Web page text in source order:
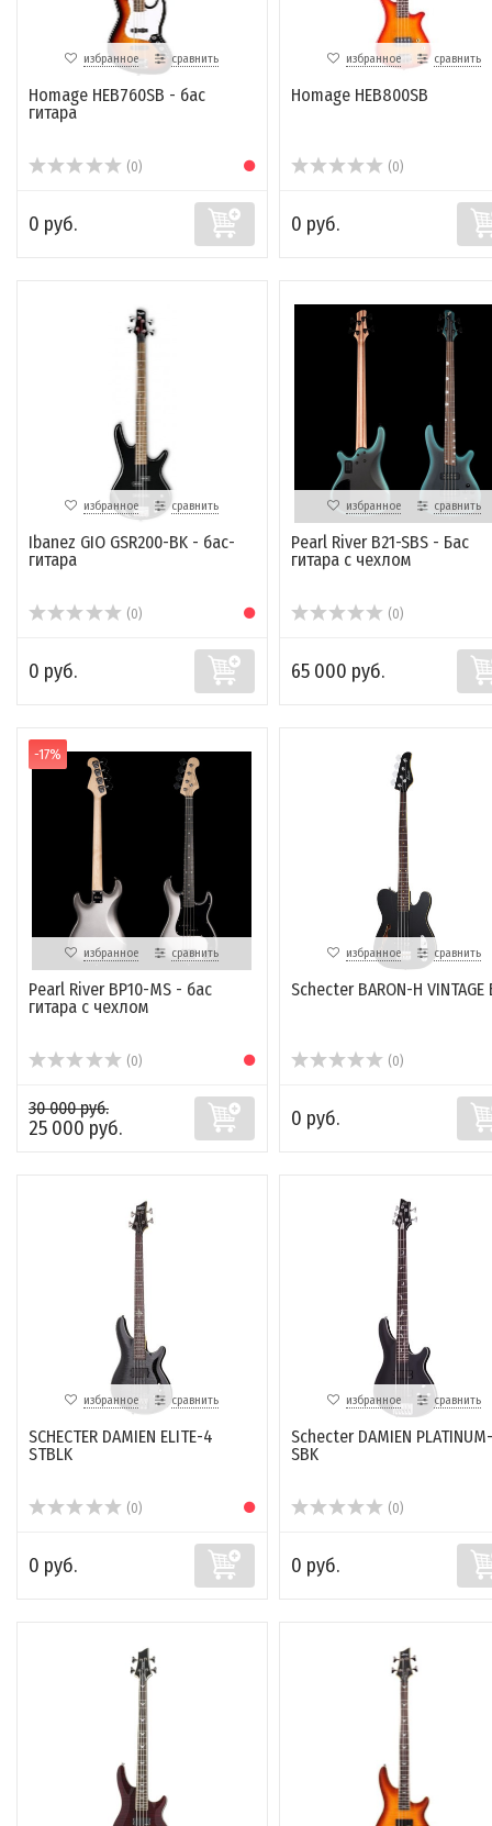
избранное сравнить
Homage HEB760SB - бас
гитара
(0)
0 руб.
избранное сравнить
Homage HEB800SB
(0)
0 руб.
избранное сравнить
Ibanez GIO GSR200-BK - бас-
гитара
(0)
0 руб.
избранное сравнить
Pearl River B21-SBS - Бас
гитара с чехлом
(0)
65 000 руб.
-17%
избранное сравнить
Pearl River BP10-MS - бас
гитара с чехлом
(0)
30 000 руб.
25 000 руб.
избранное сравнить
Schecter BARON-H VINTAGE
(0)
0 руб.
избранное сравнить
SCHECTER DAMIEN ELITE-4
STBLK
(0)
0 руб.
избранное сравнить
Schecter DAMIEN
SBK
(0)
0 руб.